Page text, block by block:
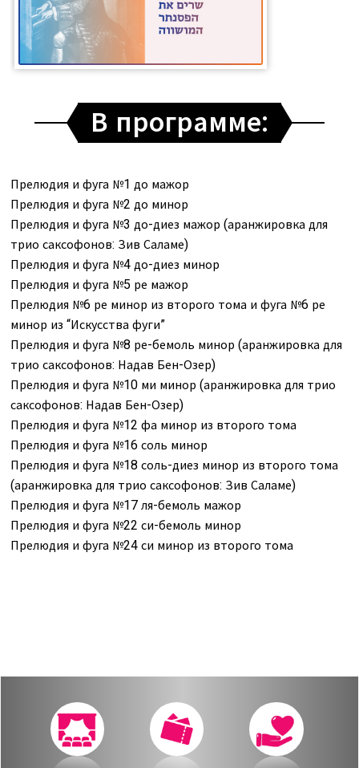
В программе:
Прелюдия и фуга №1 до мажор
Прелюдия и фуга №2 до минор
Прелюдия и фуга №3 до-диез мажор (аранжировка для
трио саксофонов: Зив Саламе)
Прелюдия и фуга №4 до-диез минор
Прелюдия и фуга №5 ре мажор
Прелюдия №6 ре минор из второго тома и фуга №6 ре
минор из “Искусства фуги”
Прелюдия и фуга №8 ре-бемоль минор (аранжировка для
трио саксофонов: Надав Бен-Озер)
Прелюдия и фуга №10 ми минор (аранжировка для трио
саксофонов: Надав Бен-Озер)
Прелюдия и фуга №12 фа минор из второго тома
Прелюдия и фуга №16 соль минор
Прелюдия и фуга №18 соль-диез минор из второго тома
(аранжировка для трио саксофонов: Зив Саламе)
Прелюдия и фуга №17 ля-бемоль мажор
Прелюдия и фуга №22 си-бемоль минор
Прелюдия и фуга №24 си минор из второго тома